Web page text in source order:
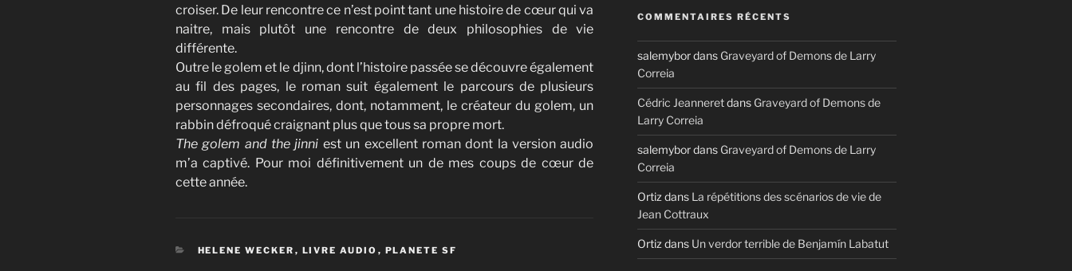
croiser. De leur rencontre ce n’est point tant une histoire de cœur qui va
naitre, mais plutôt une rencontre de deux philosophies de vie
différente.
Outre le golem et le djinn, dont l’histoire passée se découvre également
au fil des pages, le roman suit également le parcours de plusieurs
personnages secondaires, dont, notamment, le créateur du golem, un
rabbin défroqué craignant plus que tous sa propre mort.
The golem and the jinni est un excellent roman dont la version audio
m’a captivé. Pour moi définitivement un de mes coups de cœur de
cette année.
CATÉGORIES
HELENE WECKER , LIVRE AUDIO , PLANETE SF
COMMENTAIRES RÉCENTS
salemybordans Graveyard of Demons de Larry
Correia
Cédric Jeanneretdans Graveyard of Demons de
Larry Correia
salemybordans Graveyard of Demons de Larry
Correia
Ortiz dans La répétitions des scénarios de vie de
Jean Cottraux
Ortiz dans Un verdor terrible de Benjamín Labatut